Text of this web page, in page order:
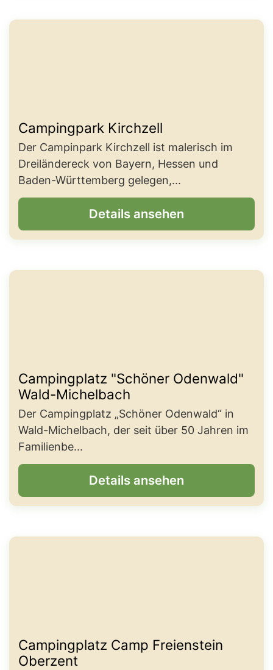
Campingpark Kirchzell
Der Campinpark Kirchzell ist malerisch im
Dreiländereck von Bayern, Hessen und
Baden-Württemberg gelegen,...
Details ansehen
Campingplatz "Schöner Odenwald"
Wald-Michelbach
Der Campingplatz „Schöner Odenwald“ in
Wald-Michelbach, der seit über 50 Jahren im
Familienbe...
Details ansehen
Campingplatz Camp Freienstein
Oberzent